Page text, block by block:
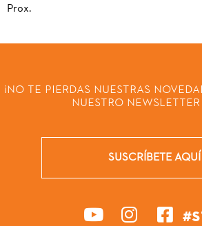
Prox.
¡NO TE PIERDAS NUESTRAS
NUESTRO
SUSCRÍBETE AQUÍ